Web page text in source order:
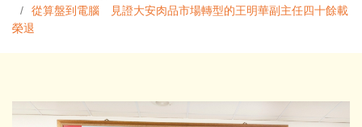
從算盤到電腦 見證大安肉品市場轉型的王明華副主任四十餘載
榮退